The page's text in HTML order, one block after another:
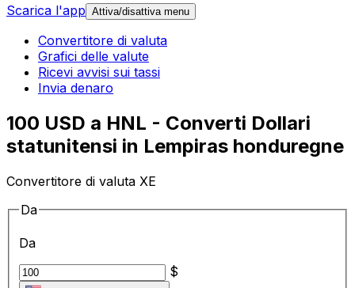
Scarica l'app Attiva/disattiva menu
Convertitore di valuta
Grafici delle valute
Ricevi avvisi sui tassi
Invia denaro
100 USD a HNL - Converti Dollari
statunitensi in Lempiras honduregne
Convertitore di valuta XE
Da
Da
$